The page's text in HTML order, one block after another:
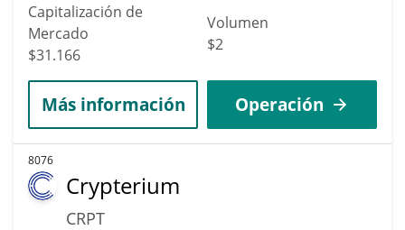
Capitalización de
Mercado
$31.166
Volumen
$2
Más información Operación
8076
Crypterium
CRPT